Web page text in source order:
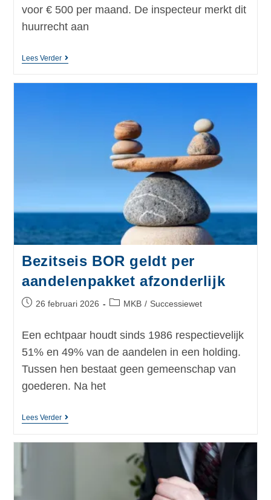
voor € 500 per maand. De inspecteur merkt dit
huurrecht aan
Lees Verder
Bezitseis BOR geldt per
aandelenpakket afzonderlijk
26 februari 2026 MKB / Successiewet
Een echtpaar houdt sinds 1986 respectievelijk
51% en 49% van de aandelen in een holding.
Tussen hen bestaat geen gemeenschap van
goederen. Na het
Lees Verder